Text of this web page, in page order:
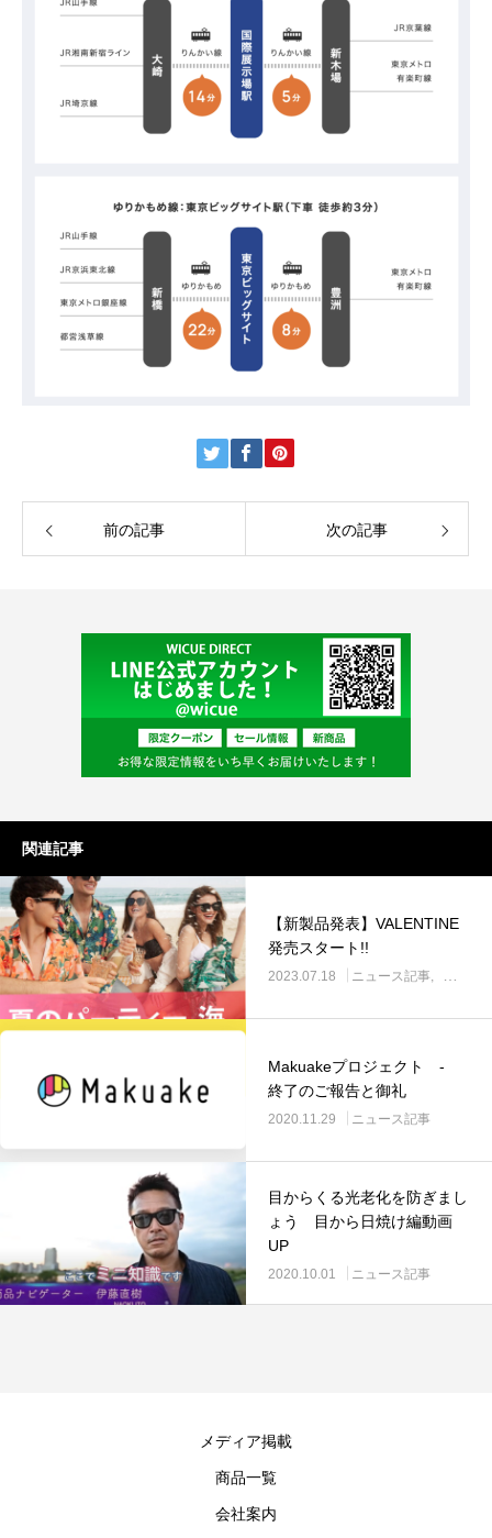
前の記事 次の記事
関連記事
【新製品発表】VALENTINE
発売スタート!!
2023.07.18 ニュース記事
Makuakeプロジェクト -
終了のご報告と御礼
2020.11.29 ニュース記事
目からくる光老化を防ぎまし
ょう 目から日焼け編動画
UP
2020.10.01 ニュース記事
メディア掲載
商品一覧
会社案内